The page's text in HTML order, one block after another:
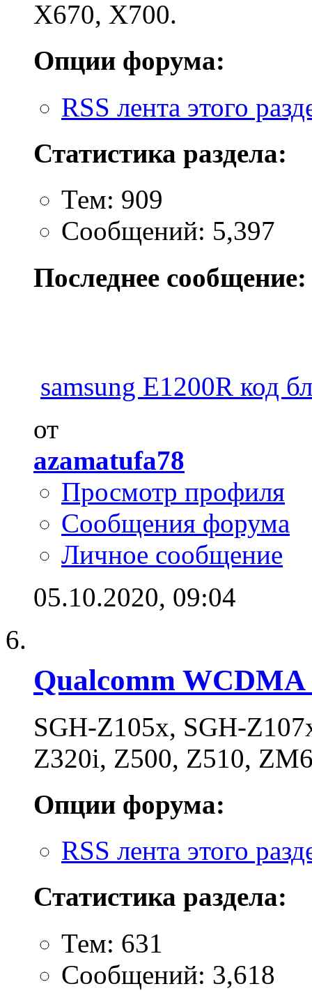
X670, X700.
Опции форума:
RSS лента этого
Статистика раздела:
Тем: 909
Сообщений: 5,397
Последнее сообщение:
samsung E1200R код
от
azamatufa78
Просмотр профиля
Сообщения форума
Личное сообщение
05.10.2020, 09:04
Qualcomm
SGH-Z105x, SGH-
Z320i, Z500, Z510,
Опции форума:
RSS лента этого
Статистика раздела:
Тем: 631
Сообщений: 3,618